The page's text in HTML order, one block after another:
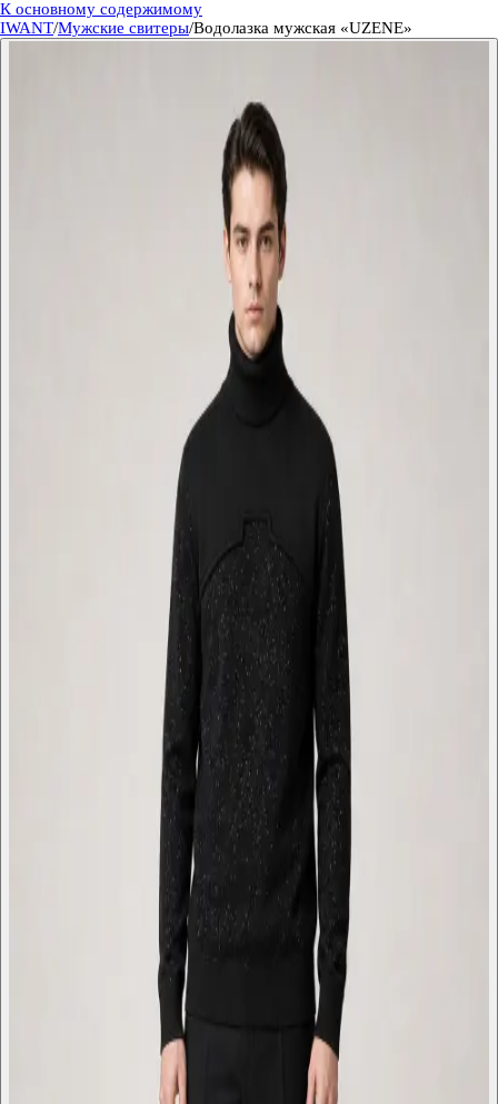
К основному содержимому
IWANT/Мужские свитеры/Водолазка мужская «UZENE»